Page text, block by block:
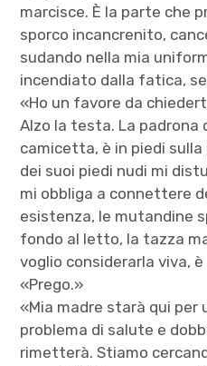
marcisce. È la parte che
sporco incancrenito,
sudando nella mia
incendiato dalla fatica,
«Ho un favore da
Alzo la testa. La padrona
camicetta, è in piedi sulla
dei suoi piedi nudi mi
mi obbliga a connettere
esistenza, le mutandine
fondo al letto, la tazza
voglio considerarla viva,
«Prego.»
«Mia madre starà qui per
problema di salute e
rimetterà. Stiamo